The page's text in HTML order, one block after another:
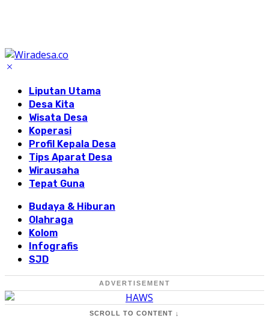
Liputan Utama
Desa Kita
Wisata Desa
Koperasi
Profil Kepala Desa
Tips Aparat Desa
Wirausaha
Tepat Guna
Budaya & Hiburan
Olahraga
Kolom
Infografis
SJD
ADVERTISEMENT
SCROLL TO CONTENT ↓